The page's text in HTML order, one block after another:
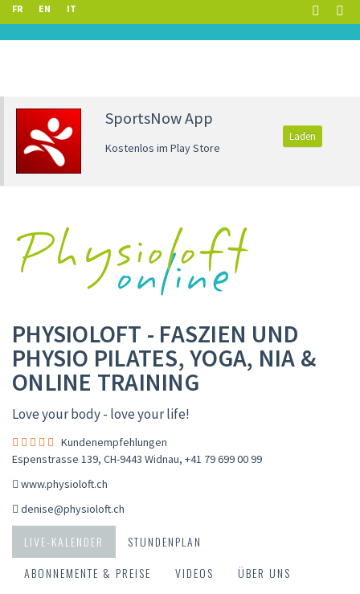
FR EN IT
SportsNow App
Kostenlos im Play Store
Laden
PHYSIOLOFT - FASZIEN UND
PHYSIO PILATES, YOGA, NIA &
ONLINE TRAINING
Love your body - love your life!
Kundenempfehlungen
Espenstrasse 139, CH-9443 Widnau, +41 79 699 00 99
www.physioloft.ch
denise@physioloft.ch
LIVE-KALENDER
STUNDENPLAN
ABONNEMENTE & PREISE
VIDEOS
ÜBER UNS